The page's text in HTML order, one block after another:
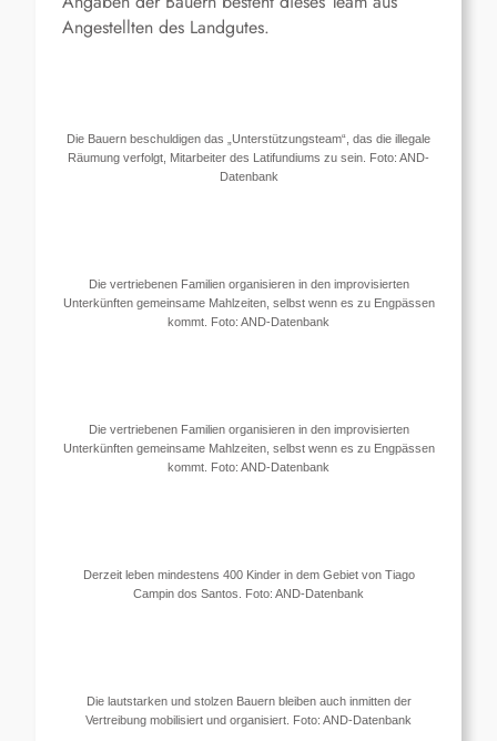
Angestellten des Landgutes.
Die Bauern beschuldigen das „Unterstützungsteam“, das die illegale
Räumung verfolgt, Mitarbeiter des Latifundiums zu sein. Foto: AND-
Datenbank
Die vertriebenen Familien organisieren in den improvisierten
Unterkünften gemeinsame Mahlzeiten, selbst wenn es zu Engpässen
kommt. Foto: AND-Datenbank
Die vertriebenen Familien organisieren in den improvisierten
Unterkünften gemeinsame Mahlzeiten, selbst wenn es zu Engpässen
kommt. Foto: AND-Datenbank
Derzeit leben mindestens 400 Kinder in dem Gebiet von Tiago
Campin dos Santos. Foto: AND-Datenbank
Die lautstarken und stolzen Bauern bleiben auch inmitten der
Vertreibung mobilisiert und organisiert. Foto: AND-Datenbank